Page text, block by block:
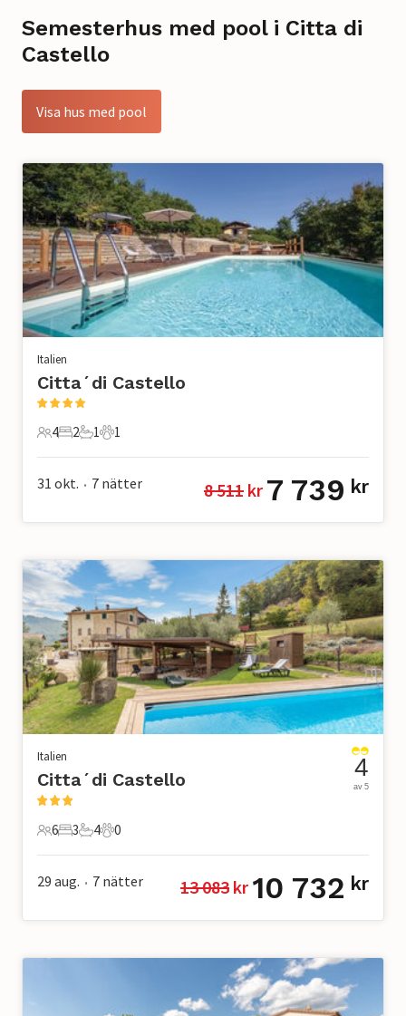
Semesterhus med pool i Citta di
Castello
Visa hus med pool
Italien
Citta´di Castello
4 Gäster
4
2 Sovrum
2
1 Badrum
1
1 Husdjur
1
31 okt. • 7 nätter 8 511 kr 7 739 kr
Italien
Citta´di Castello
6 Gäster
6
3 Sovrum
3
4 Badrum
4
0 Husdjur
0
4
av 5
29 aug. • 7 nätter 13 083 kr 10 732 kr